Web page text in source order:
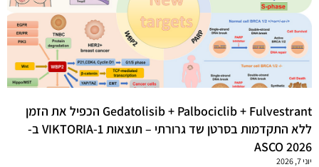
Gedatolisib + Palbociclib + Fulvestrant הכפיל את הזמן
ללא התקדמות בסרטן שד גרורתי – תוצאות VIKTORIA-1 ב-
ASCO 2026
יוני 7, 2026